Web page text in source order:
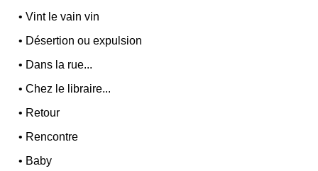
•Vint le vain vin
• Désertion ou expulsion
• Dans la rue...
•Chez le libraire...
• Retour
• Rencontre
• Baby